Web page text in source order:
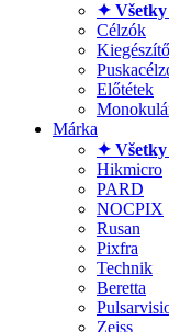
✦
Célzók
Előtétek
Márka
✦
Hikmicro
PARD
NOCPIX
Rusan
Pixfra
Technik
Beretta
Zeiss